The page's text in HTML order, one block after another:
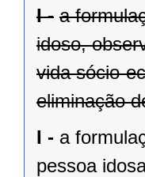
I - a
idoso,
vida sócio-
eliminação
I - a
pessoa